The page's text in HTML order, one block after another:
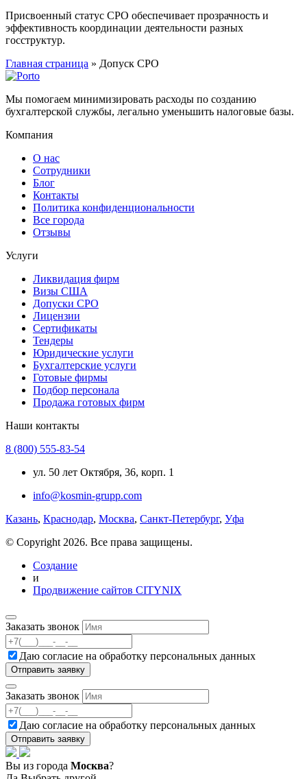
Присвоенный статус СРО обеспечивает прозрачность и
эффективность координации деятельности разных
госструктур.
Главная страница » Допуск СРО
Мы помогаем минимизировать расходы по созданию
бухгалтерской службы, легально уменьшить налоговые базы.
Компания
О нас
Сотрудники
Блог
Контакты
Политика конфиденциональности
Все города
Отзывы
Услуги
Ликвидация фирм
Визы США
Допуски СРО
Лицензии
Сертификаты
Тендеры
Юридические услуги
Бухгалтерские услуги
Готовые фирмы
Подбор персонала
Продажа готовых фирм
Наши контакты
8 (800) 555-83-54
ул. 50 лет Октября, 36, корп. 1
info@kosmin-grupp.com
Казань, Краснодар, Москва, Санкт-Петербург, Уфа
© Copyright 2026. Все права защищены.
Создание
и
Продвижение сайтов CITYNIX
Заказать звонок
Даю согласие на обработку персональных данных
Заказать звонок
Даю согласие на обработку персональных данных
Вы из города Москва?